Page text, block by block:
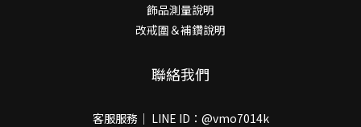
飾品測量說明
改戒圍＆補鑽說明
聯絡我們
客服服務｜ LINE ID：@vmo7014k